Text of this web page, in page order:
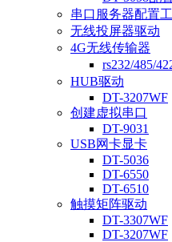
串口服务器配置
无线投屏器驱动
4G无线传输器
rs232/485/
HUB驱动
DT-3207WF
创建虚拟串口
DT-9031
USB网卡显卡
DT-5036
DT-6550
DT-6510
触摸矩阵驱动
DT-3307WF
DT-3207WF